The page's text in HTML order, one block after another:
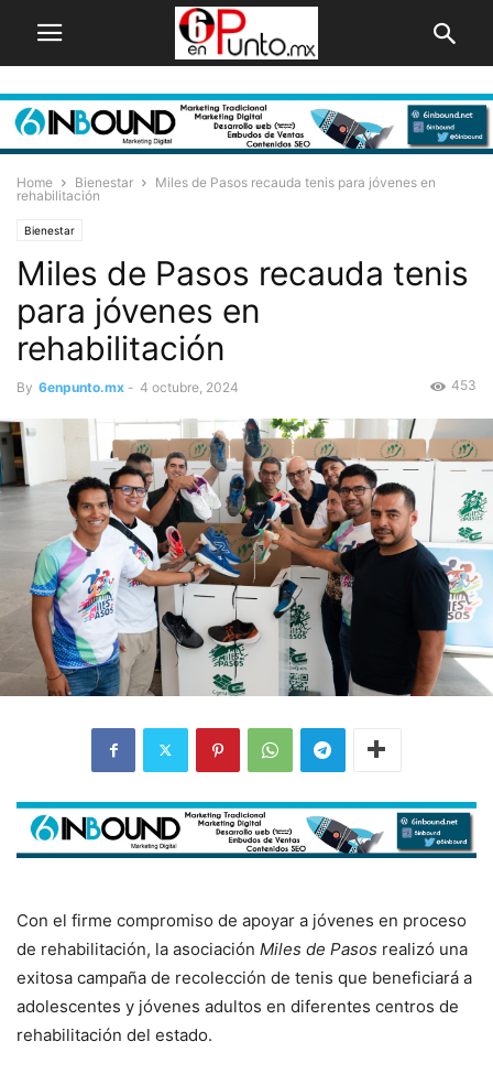
Home Bienestar
Miles de Pasos recauda tenis para jóvenes en
rehabilitación
Bienestar
Miles de Pasos recauda tenis
para jóvenes en
rehabilitación
By 6enpunto.mx - 4 octubre, 2024 453
Con el firme compromiso de apoyar a jóvenes en proceso
de rehabilitación, la asociación Miles de Pasos realizó una
exitosa campaña de recolección de tenis que beneficiará a
adolescentes y jóvenes adultos en diferentes centros de
rehabilitación del estado.